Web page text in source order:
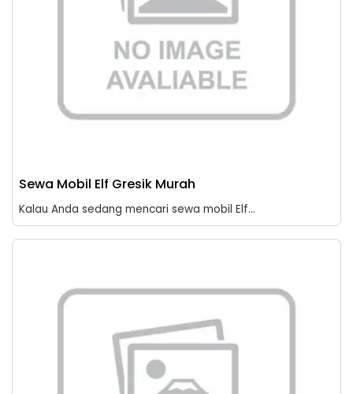
Sewa Mobil Elf Gresik Murah
Kalau Anda sedang mencari sewa mobil Elf...